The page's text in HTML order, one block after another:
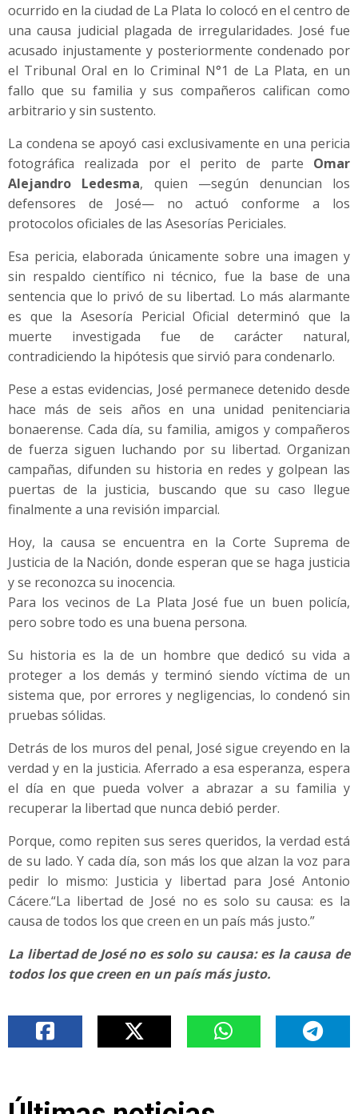
ocurrido en la ciudad de La Plata lo colocó en el centro de
una causa judicial plagada de irregularidades. José fue
acusado injustamente y posteriormente condenado por
el Tribunal Oral en lo Criminal N°1 de La Plata, en un
fallo que su familia y sus compañeros califican como
arbitrario y sin sustento.
La condena se apoyó casi exclusivamente en una pericia
fotográfica realizada por el perito de parte Omar
Alejandro Ledesma, quien —según denuncian los
defensores de José— no actuó conforme a los
protocolos oficiales de las Asesorías Periciales.
Esa pericia, elaborada únicamente sobre una imagen y
sin respaldo científico ni técnico, fue la base de una
sentencia que lo privó de su libertad. Lo más alarmante
es que la Asesoría Pericial Oficial determinó que la
muerte investigada fue de carácter natural,
contradiciendo la hipótesis que sirvió para condenarlo.
Pese a estas evidencias, José permanece detenido desde
hace más de seis años en una unidad penitenciaria
bonaerense. Cada día, su familia, amigos y compañeros
de fuerza siguen luchando por su libertad. Organizan
campañas, difunden su historia en redes y golpean las
puertas de la justicia, buscando que su caso llegue
finalmente a una revisión imparcial.
Hoy, la causa se encuentra en la Corte Suprema de
Justicia de la Nación, donde esperan que se haga justicia
y se reconozca su inocencia.
Para los vecinos de La Plata José fue un buen policía,
pero sobre todo es una buena persona.
Su historia es la de un hombre que dedicó su vida a
proteger a los demás y terminó siendo víctima de un
sistema que, por errores y negligencias, lo condenó sin
pruebas sólidas.
Detrás de los muros del penal, José sigue creyendo en la
verdad y en la justicia. Aferrado a esa esperanza, espera
el día en que pueda volver a abrazar a su familia y
recuperar la libertad que nunca debió perder.
Porque, como repiten sus seres queridos, la verdad está
de su lado. Y cada día, son más los que alzan la voz para
pedir lo mismo: Justicia y libertad para José Antonio
Cácere.“La libertad de José no es solo su causa: es la
causa de todos los que creen en un país más justo.”
La libertad de José no es solo su causa: es la causa de
todos los que creen en un país más justo.